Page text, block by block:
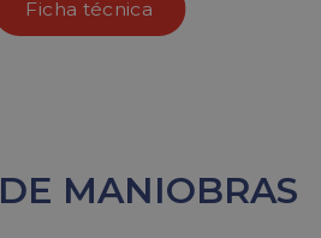
Ficha técnica
MANIOBRAS